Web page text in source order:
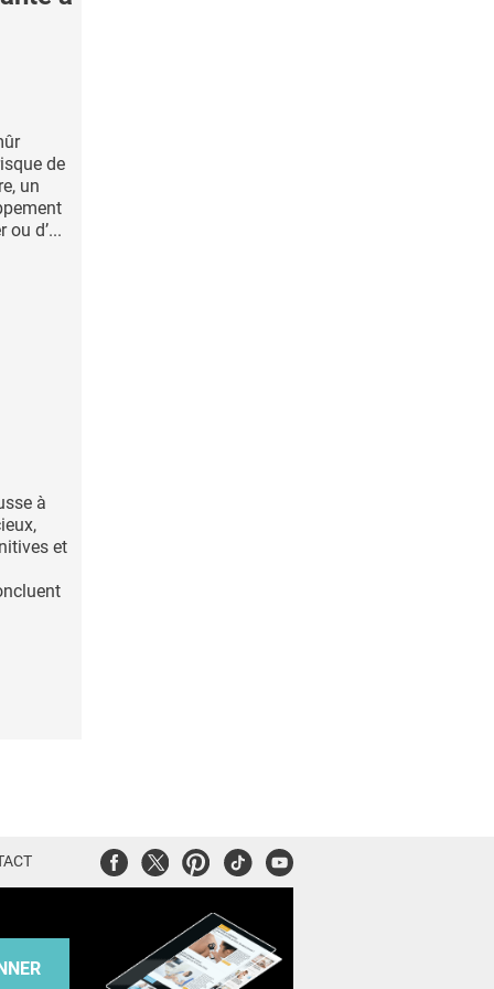
de
un
ou d’...
à
et
FacebookTwitterPinterest
TiktokYoutube